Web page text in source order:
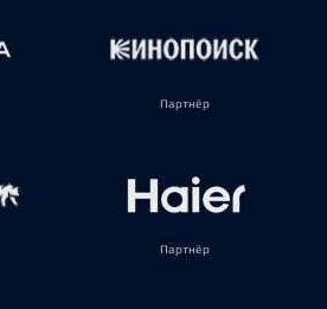
Партнёр
Партнёр